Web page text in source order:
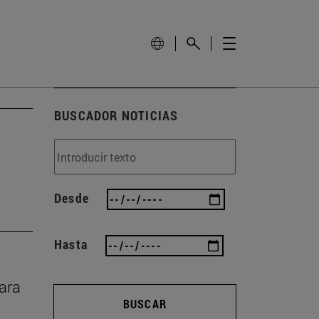
BUSCADOR NOTICIAS
Desde
Hasta
BUSCAR